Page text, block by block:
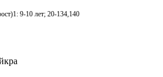
9-10 лет; 20-134,140